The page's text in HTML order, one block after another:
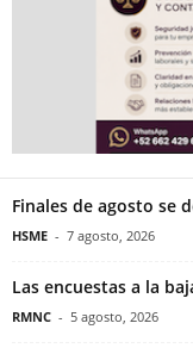
Finales de agosto se
HSME - 7 agosto, 2026
Las encuestas a la
RMNC - 5 agosto, 2026